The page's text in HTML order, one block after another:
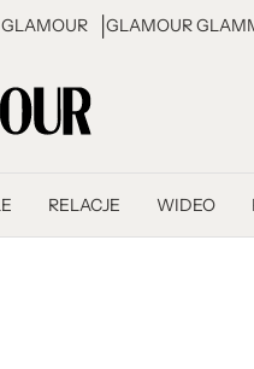
GLAMOUR
RELACJE WIDEO